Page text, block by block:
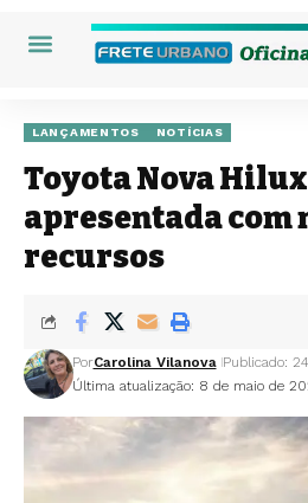
LANÇAMENTOS NOTÍCIAS
Toyota Nova Hilux
apresentada com
recursos
Última atualização: 8 de maio de
PorCarolina Vilanova Publicado: